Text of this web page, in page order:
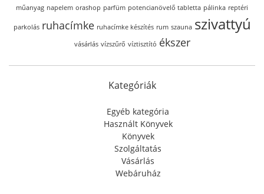
műanyag napelem orashop parfüm potencianövelő tabletta pálinka reptéri
parkolás ruhacímke ruhacímke készítés rum szauna szivattyú
vásárlás vízszűrő víztisztító ékszer
Kategóriák
Egyéb kategória
Használt Könyvek
Könyvek
Szolgáltatás
Vásárlás
Webáruház